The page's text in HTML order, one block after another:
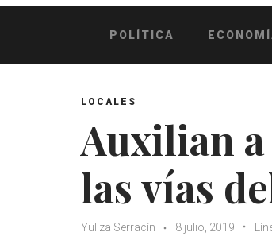
POLÍTICA
LOCALES
Auxilian
las vías
Yuliza Serracín 8 julio, 2019